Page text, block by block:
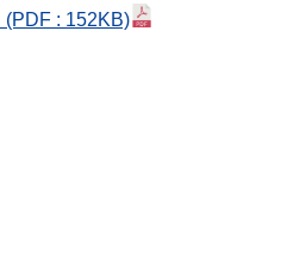
(PDF : 152KB)